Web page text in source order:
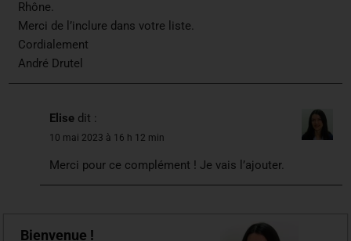
Rhône.
Merci de l’inclure dans votre liste.
Cordialement
André Drutel
Elise dit :
10 mai 2023 à 16 h 12 min
Merci pour ce complément ! Je vais l’ajouter.
Bienvenue !